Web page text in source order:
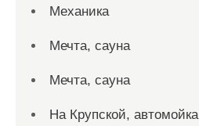
Механика
Мечта, сауна
Мечта, сауна
На Крупской, автомойка